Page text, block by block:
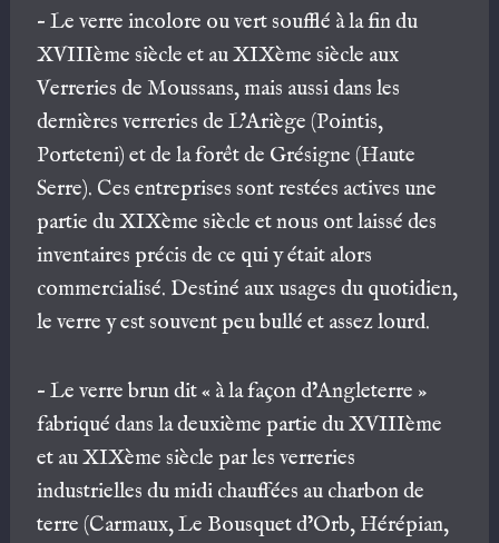
– Le verre incolore ou vert soufflé à la fin du
XVIIIème siècle et au XIXème siècle aux
Verreries de Moussans, mais aussi dans les
dernières verreries de L’Ariège (Pointis,
Porteteni) et de la forêt de Grésigne (Haute
Serre). Ces entreprises sont restées actives une
partie du XIXème siècle et nous ont laissé des
inventaires précis de ce qui y était alors
commercialisé. Destiné aux usages du quotidien,
le verre y est souvent peu bullé et assez lourd.
– Le verre brun dit « à la façon d’Angleterre »
fabriqué dans la deuxième partie du XVIIIème
et au XIXème siècle par les verreries
industrielles du midi chauffées au charbon de
terre (Carmaux, Le Bousquet d’Orb, Hérépian,